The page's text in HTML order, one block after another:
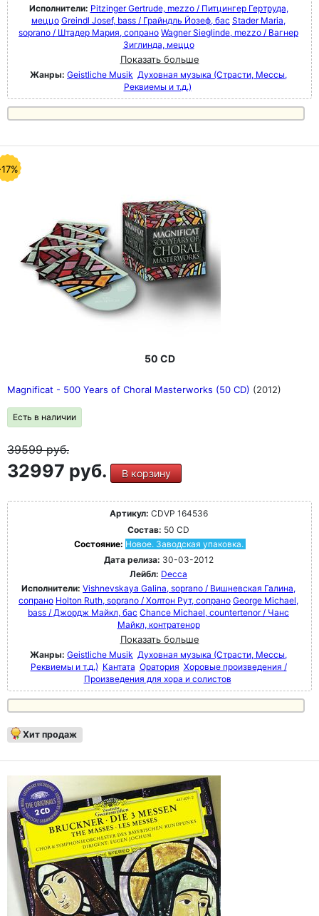
Исполнители: Pitzinger Gertrude, mezzo / Питцингер Гертруда,
меццо Greindl Josef, bass / Грайндль Йозеф, бас Stader Maria,
soprano / Штадер Мария, сопрано Wagner Sieglinde, mezzo / Вагнер
Зиглинда, меццо
Показать больше
Жанры: Geistliche Musik Духовная музыка (Страсти, Мессы,
Реквиемы и т.д.)
50 CD
Magnificat - 500 Years of Choral Masterworks (50 CD) (2012)
Есть в наличии
39599руб.
32997 руб. В корзину
Артикул: CDVP 164536
Состав: 50 CD
Состояние: Новое. Заводская упаковка.
Дата релиза: 30-03-2012
Лейбл: Decca
Исполнители: Vishnevskaya Galina, soprano / Вишневская Галина,
сопрано Holton Ruth, soprano / Холтон Рут, сопрано George Michael,
bass / Джордж Майкл, бас Chance Michael, countertenor / Чанс
Майкл, контратенор
Показать больше
Жанры: Geistliche Musik Духовная музыка (Страсти, Мессы,
Реквиемы и т.д.) Кантата Оратория Хоровые произведения /
Произведения для хора и солистов
Хит продаж